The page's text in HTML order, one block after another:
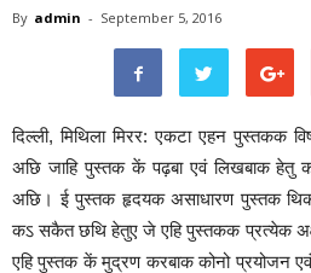
By admin - September 5, 2016
दिल्ली, मिथिला मिरर: एकटा एहन पुस्तकक
अछि जाहि पुस्तक कें पढ़बा एवं लिखबाक
अछि। ई पुस्तक हृदयक असाधारण पुस्तक
कऽ सकैत छथि हेतुए जे एहि पुस्तकक प्रत्येक
एहि पुस्तक कें मुद्रण करबाक कोनो प्रयोजन एवं